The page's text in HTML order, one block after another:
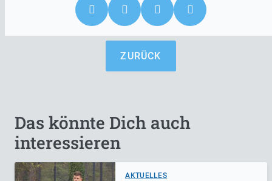
ZURÜCK
Das könnte Dich auch
interessieren
AKTUELLES